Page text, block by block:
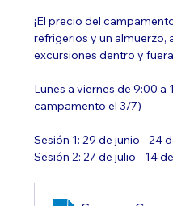
¡El precio del
refrigerios y un almuerzo,
excursiones dentro y
Lunes a viernes de 9:00 a
campamento el 3/7)
Sesión 1: 29 de junio - 24
Sesión 2: 27 de julio - 14